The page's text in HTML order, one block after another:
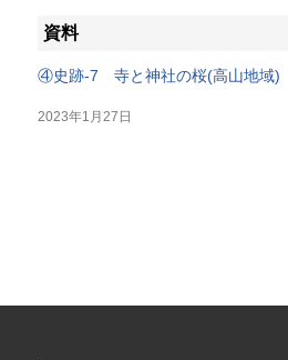
資料
④史跡-7 寺と神社の桜(高山地域)
2023年1月27日